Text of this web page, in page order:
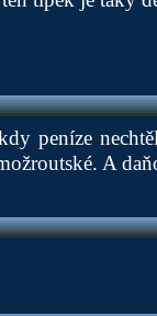
peníze
A